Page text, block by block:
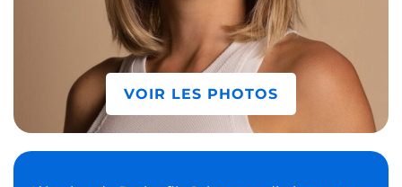
VOIR LES PHOTOS